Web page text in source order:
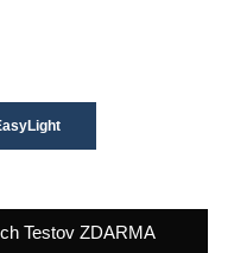
Testov ZDARMA